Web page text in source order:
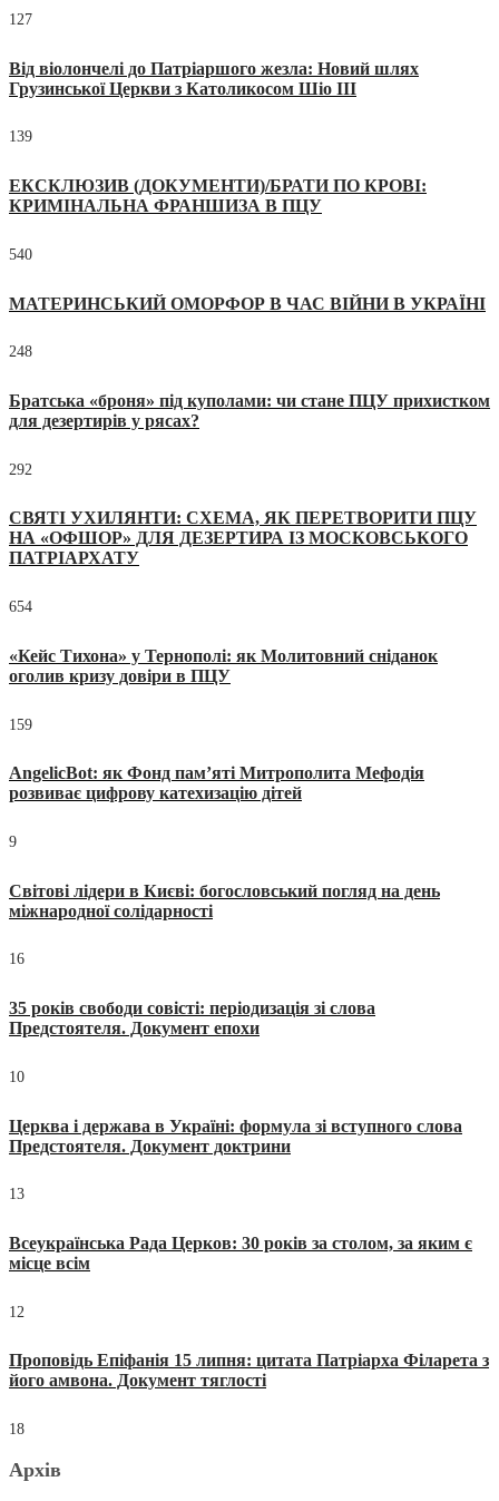
127
Від віолончелі до Патріаршого жезла: Новий шлях
Грузинської Церкви з Католикосом Шіо III
139
ЕКСКЛЮЗИВ (ДОКУМЕНТИ)/БРАТИ ПО КРОВІ:
КРИМІНАЛЬНА ФРАНШИЗА В ПЦУ
540
МАТЕРИНСЬКИЙ ОМОРФОР В ЧАС ВІЙНИ В УКРАЇНІ
248
Братська «броня» під куполами: чи стане ПЦУ прихистком
для дезертирів у рясах?
292
СВЯТІ УХИЛЯНТИ: СХЕМА, ЯК ПЕРЕТВОРИТИ ПЦУ
НА «ОФШОР» ДЛЯ ДЕЗЕРТИРА ІЗ МОСКОВСЬКОГО
ПАТРІАРХАТУ
654
«Кейс Тихона» у Тернополі: як Молитовний сніданок
оголив кризу довіри в ПЦУ
159
AngelicBot: як Фонд пам’яті Митрополита Мефодія
розвиває цифрову катехизацію дітей
9
Світові лідери в Києві: богословський погляд на день
міжнародної солідарності
16
35 років свободи совісті: періодизація зі слова
Предстоятеля. Документ епохи
10
Церква і держава в Україні: формула зі вступного слова
Предстоятеля. Документ доктрини
13
Всеукраїнська Рада Церков: 30 років за столом, за яким є
місце всім
12
Проповідь Епіфанія 15 липня: цитата Патріарха Філарета з
його амвона. Документ тяглості
18
Архів